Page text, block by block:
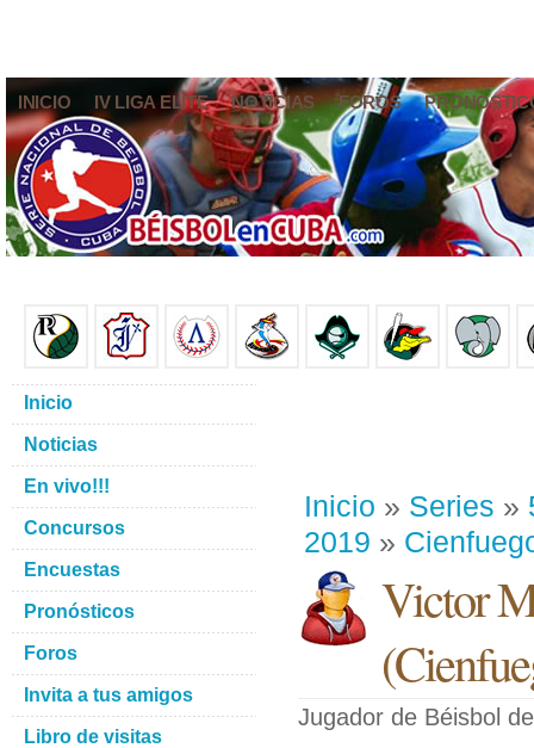
INICIO IV LIGA ELITE NOTICIAS FOROS
Inicio » Series »
2019 »
Victor
(
Jugador de Béisbol
Inicio
Noticias
En vivo!!!
Concursos
Encuestas
Pronósticos
Foros
Invita a tus amigos
Libro de visitas